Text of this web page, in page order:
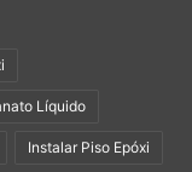
Líquido
Instalar Piso Epóxi